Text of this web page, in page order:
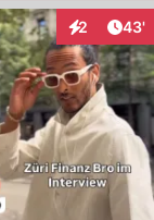
2 43'